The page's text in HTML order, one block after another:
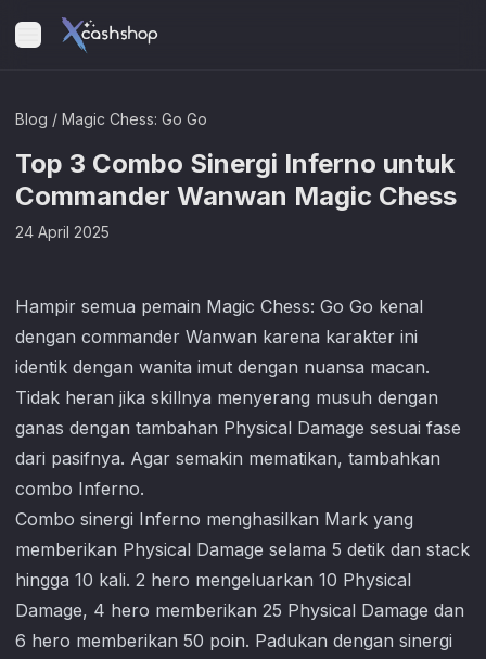
Blog / Magic Chess: Go Go
Top 3 Combo Sinergi Inferno untuk
Commander Wanwan Magic Chess
24 April 2025
Hampir semua pemain Magic Chess: Go Go kenal
dengan commander Wanwan karena karakter ini
identik dengan wanita imut dengan nuansa macan.
Tidak heran jika skillnya menyerang musuh dengan
ganas dengan tambahan Physical Damage sesuai fase
dari pasifnya. Agar semakin mematikan, tambahkan
combo Inferno.
Combo sinergi Inferno menghasilkan Mark yang
memberikan Physical Damage selama 5 detik dan stack
hingga 10 kali. 2 hero mengeluarkan 10 Physical
Damage, 4 hero memberikan 25 Physical Damage dan
6 hero memberikan 50 poin. Padukan dengan sinergi